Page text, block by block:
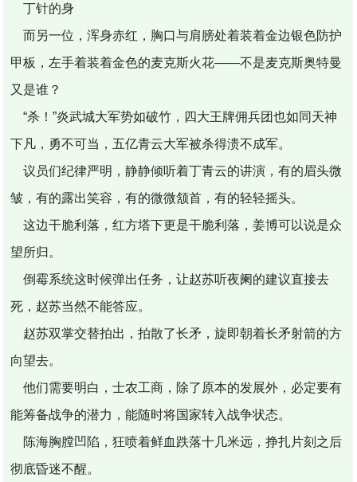
丁针的身
而另一位，浑身赤红，胸口与肩膀处着装着金边银色防护
甲板，左手着装着金色的麦克斯火花——不是麦克斯奥特曼
又是谁？
“杀！”炎武城大军势如破竹，四大王牌佣兵团也如同天神
下凡，勇不可当，五亿青云大军被杀得溃不成军。
议员们纪律严明，静静倾听着丁青云的讲演，有的眉头微
皱，有的露出笑容，有的微微颔首，有的轻轻摇头。
这边干脆利落，红方塔下更是干脆利落，姜博可以说是众
望所归。
倒霉系统这时候弹出任务，让赵苏听夜阑的建议直接去
死，赵苏当然不能答应。
赵苏双掌交替拍出，拍散了长矛，旋即朝着长矛射箭的方
向望去。
他们需要明白，士农工商，除了原本的发展外，必定要有
能筹备战争的潜力，能随时将国家转入战争状态。
陈海胸膛凹陷，狂喷着鲜血跌落十几米远，挣扎片刻之后
彻底昏迷不醒。